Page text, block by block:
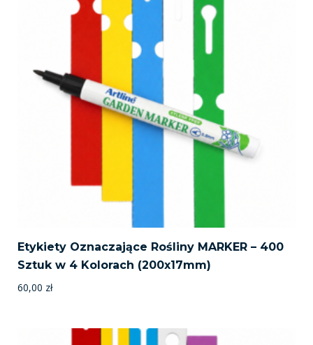
Etykiety Oznaczające Rośliny MARKER – 400
Sztuk w 4 Kolorach (200x17mm)
60,00 zł